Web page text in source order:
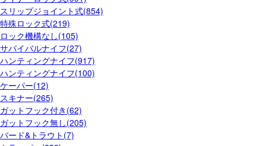
スリップジョイント式(854)
特殊ロック式(219)
ロック機構なし(105)
サバイバルナイフ(27)
ハンティングナイフ(917)
ハンティングナイフ(100)
ケーパー(12)
スキナー(265)
ガットフック付き(62)
ガットフック無し(205)
バード&トラウト(7)